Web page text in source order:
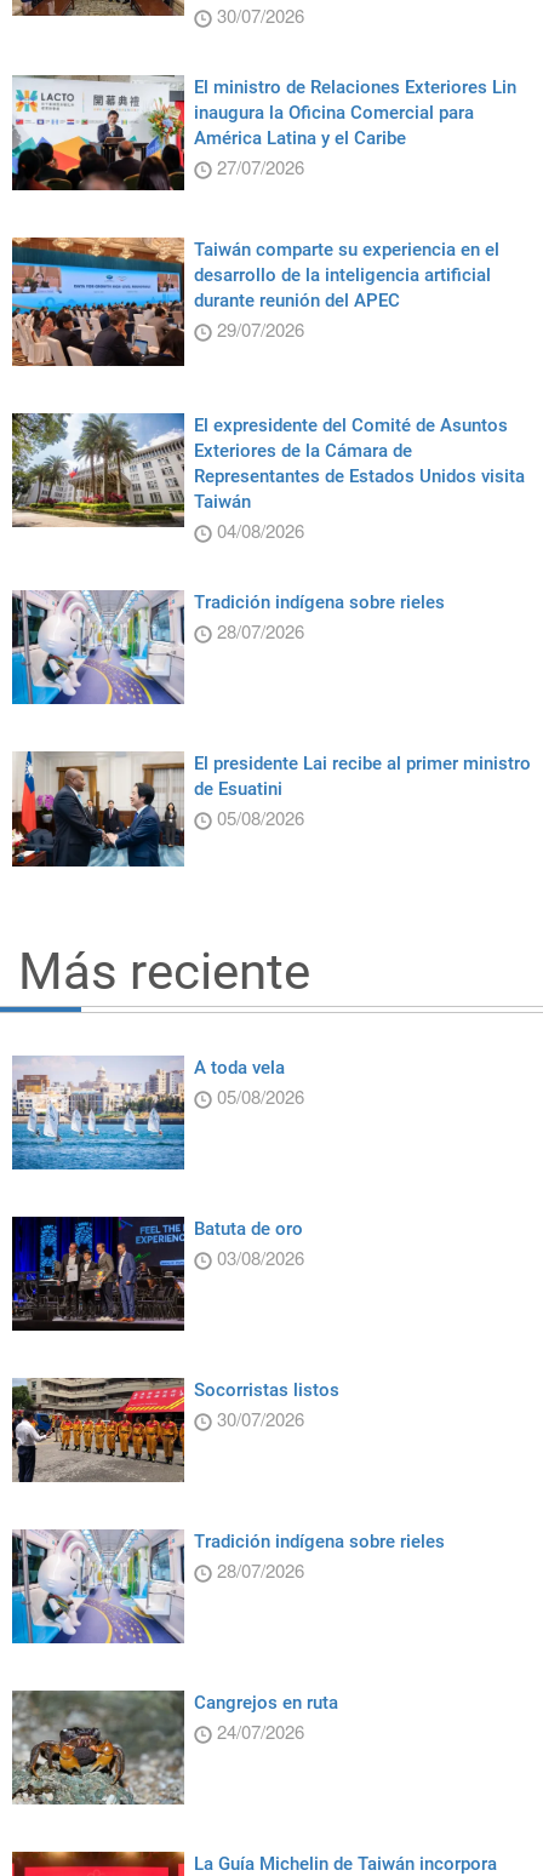
30/07/2026
El ministro de Relaciones Exteriores Lin
inaugura la Oficina Comercial para
América Latina y el Caribe
27/07/2026
Taiwán comparte su experiencia en el
desarrollo de la inteligencia artificial
durante reunión del APEC
29/07/2026
El expresidente del Comité de Asuntos
Exteriores de la Cámara de
Representantes de Estados Unidos visita
Taiwán
04/08/2026
Tradición indígena sobre rieles
28/07/2026
El presidente Lai recibe al primer ministro
de Esuatini
05/08/2026
Más reciente
A toda vela
05/08/2026
Batuta de oro
03/08/2026
Socorristas listos
30/07/2026
Tradición indígena sobre rieles
28/07/2026
Cangrejos en ruta
24/07/2026
La Guía Michelin de Taiwán incorpora